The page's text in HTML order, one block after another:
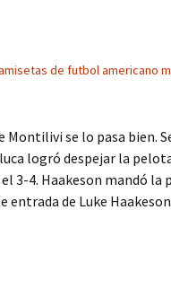
de futbol americano
Montilivi se lo pasa bien.
logró despejar la
3-4. Haakeson mandó la
entrada de Luke